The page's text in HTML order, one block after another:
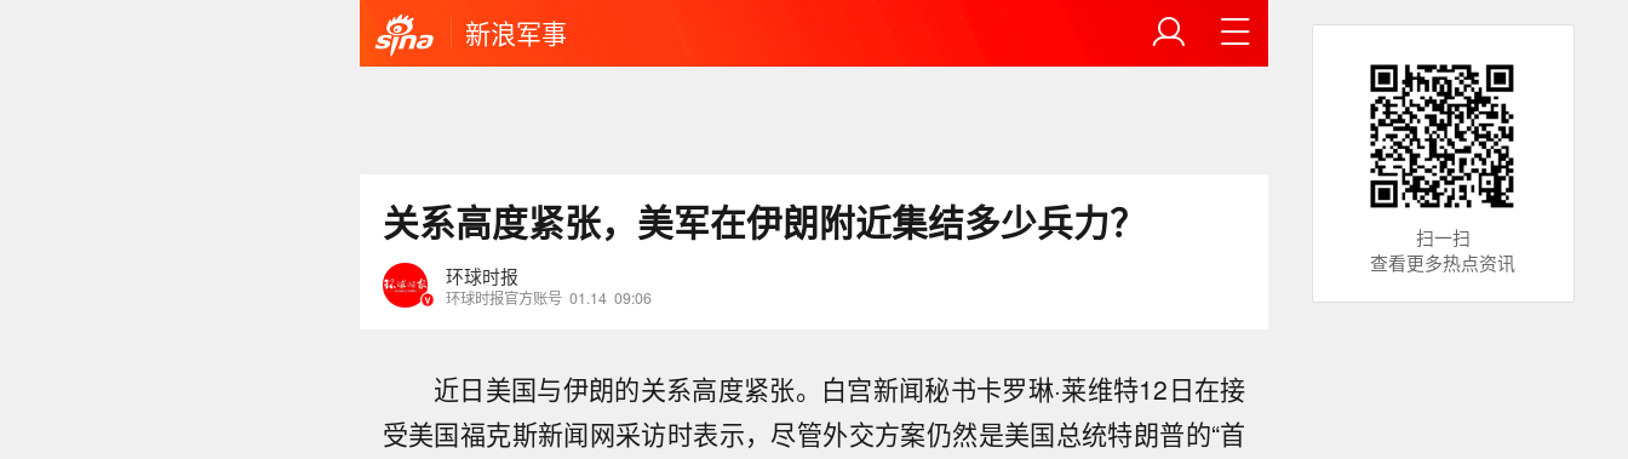
新浪军事
关系高度紧张，美军在伊朗附近集结多少兵力？
环球时报
环球时报官方账号 01.14 09:06
近日美国与伊朗的关系高度紧张。白宫新闻秘书卡罗琳·莱维特12日在接
受美国福克斯新闻网采访时表示，尽管外交方案仍然是美国总统特朗普的“首
扫一扫
查看更多热点资讯